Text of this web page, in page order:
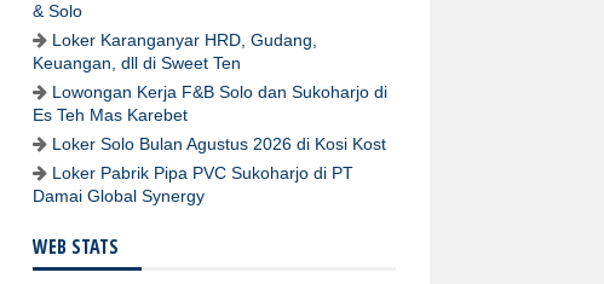
& Solo
Loker Karanganyar HRD, Gudang,
Keuangan, dll di Sweet Ten
Lowongan Kerja F&B Solo dan Sukoharjo di
Es Teh Mas Karebet
Loker Solo Bulan Agustus 2026 di Kosi Kost
Loker Pabrik Pipa PVC Sukoharjo di PT
Damai Global Synergy
WEB STATS